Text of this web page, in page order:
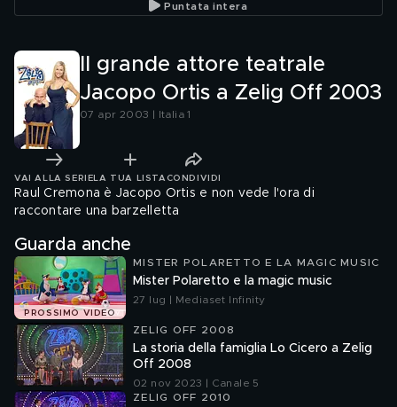
Puntata intera
Il grande attore teatrale
Jacopo Ortis a Zelig Off 2003
07 apr 2003 | Italia 1
VAI ALLA SERIE LA TUA LISTA CONDIVIDI
Raul Cremona è Jacopo Ortis e non vede l'ora di
raccontare una barzelletta
Guarda anche
PROSSIMO VIDEO
MISTER POLARETTO E LA MAGIC MUSIC
Mister Polaretto e la magic music
27 lug | Mediaset Infinity
ZELIG OFF 2008
La storia della famiglia Lo Cicero a Zelig
Off 2008
02 nov 2023 | Canale 5
ZELIG OFF 2010